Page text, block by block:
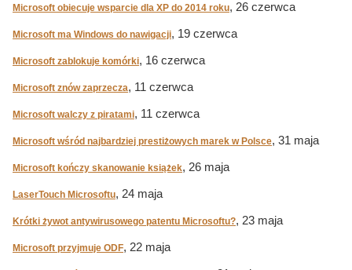
Microsoft obiecuje wsparcie dla XP do 2014 roku, 26 czerwca
Microsoft ma Windows do nawigacji, 19 czerwca
Microsoft zablokuje komórki, 16 czerwca
Microsoft znów zaprzecza, 11 czerwca
Microsoft walczy z piratami, 11 czerwca
Microsoft wśród najbardziej prestiżowych marek w Polsce, 31 maja
Microsoft kończy skanowanie książek, 26 maja
LaserTouch Microsoftu, 24 maja
Krótki żywot antywirusowego patentu Microsoftu?, 23 maja
Microsoft przyjmuje ODF, 22 maja